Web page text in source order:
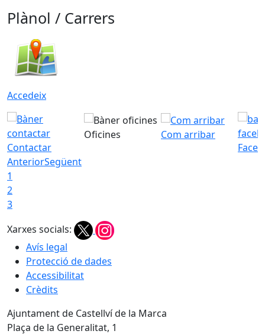
Plànol / Carrers
Accedeix
Contactar
Oficines
Com arribar
AnteriorSegüent
1
2
3
Xarxes socials:
Avís legal
Protecció de dades
Accessibilitat
Crèdits
Ajuntament de Castellví de la Marca
Plaça de la Generalitat, 1